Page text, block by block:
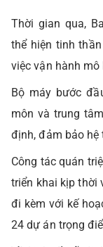
Thời gian qua,
thể hiện tinh
việc vận hành
Bộ máy bước
môn và trung
định, đảm bảo
Công tác quán
triển khai kịp thời
đi kèm với kế
24 dự án trọng